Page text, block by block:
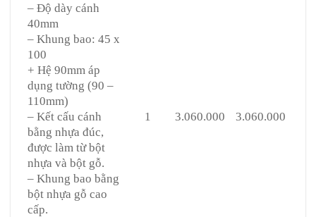
– Độ dày cánh
40mm
– Khung bao: 45 x
100
+ Hệ 90mm áp
dụng tường (90 –
110mm)
– Kết cấu cánh
bằng nhựa đúc,
được làm từ bột
nhựa và bột gỗ.
– Khung bao bằng
bột nhựa gỗ cao
cấp.
1 3.060.000 3.060.000